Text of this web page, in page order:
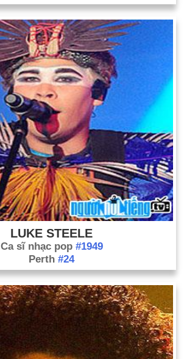
LUKE STEELE
Ca sĩ nhạc pop #1949
Perth #24